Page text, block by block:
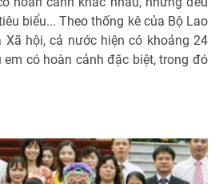
biểu... Theo thống kê của Bộ Lao
hội, cả nước hiện có khoảng 24
em có hoàn cảnh đặc biệt, trong đó